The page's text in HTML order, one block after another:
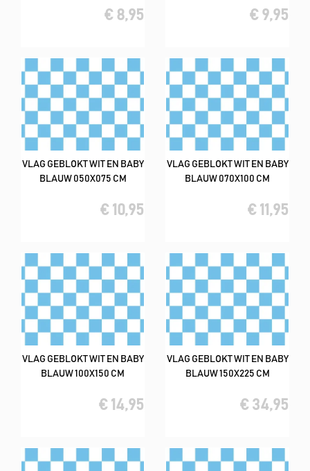
€ 8,95 € 9,95
VLAG GEBLOKT WIT EN BABY
BLAUW 050X075 CM
€ 10,95
VLAG GEBLOKT WIT EN BABY
BLAUW 070X100 CM
€ 11,95
VLAG GEBLOKT WIT EN BABY
BLAUW 100X150 CM
€ 14,95
VLAG GEBLOKT WIT EN BABY
BLAUW 150X225 CM
€ 34,95